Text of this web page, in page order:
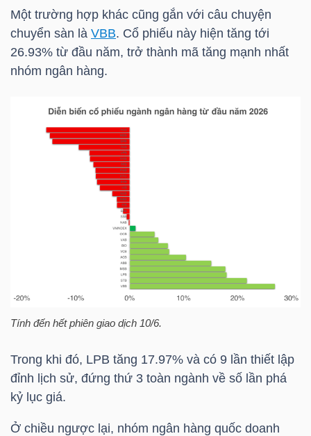
Một trường hợp khác cũng gắn với câu chuyện
chuyển sàn là VBB. Cổ phiếu này hiện tăng tới
26.93% từ đầu năm, trở thành mã tăng mạnh nhất
nhóm ngân hàng.
Tính đến hết phiên giao dịch 10/6.
Trong khi đó, LPB tăng 17.97% và có 9 lần thiết lập
đỉnh lịch sử, đứng thứ 3 toàn ngành về số lần phá
kỷ lục giá.
Ở chiều ngược lại, nhóm ngân hàng quốc doanh
NGÀNH
DOANH
TRÁI
CỤ